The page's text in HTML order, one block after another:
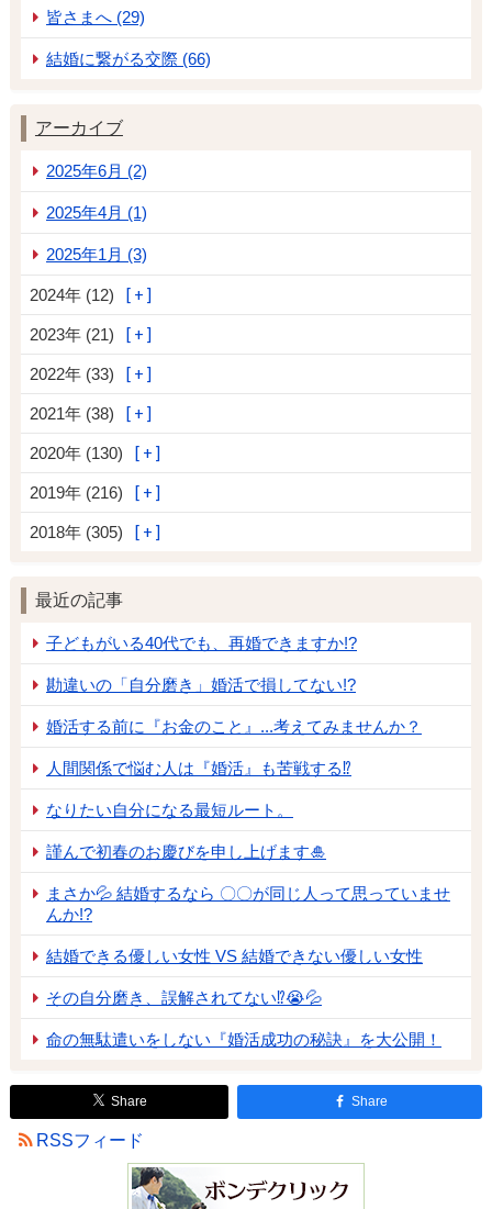
皆さまへ (29)
結婚に繋がる交際 (66)
アーカイブ
2025年6月 (2)
2025年4月 (1)
2025年1月 (3)
2024年 (12)
2023年 (21)
2022年 (33)
2021年 (38)
2020年 (130)
2019年 (216)
2018年 (305)
最近の記事
子どもがいる40代でも、再婚できますか!?
勘違いの「自分磨き」婚活で損してない!?
婚活する前に『お金のこと』...考えてみませんか？
人間関係で悩む人は『婚活』も苦戦する⁉
なりたい自分になる最短ルート。
謹んで初春のお慶びを申し上げます🎍
まさか💦 結婚するなら 〇〇が同じ人って思っていませ
んか!?
結婚できる優しい女性 VS 結婚できない優しい女性
その自分磨き、誤解されてない⁉😭💦
命の無駄遣いをしない『婚活成功の秘訣』を大公開！
Share Share
RSSフィード